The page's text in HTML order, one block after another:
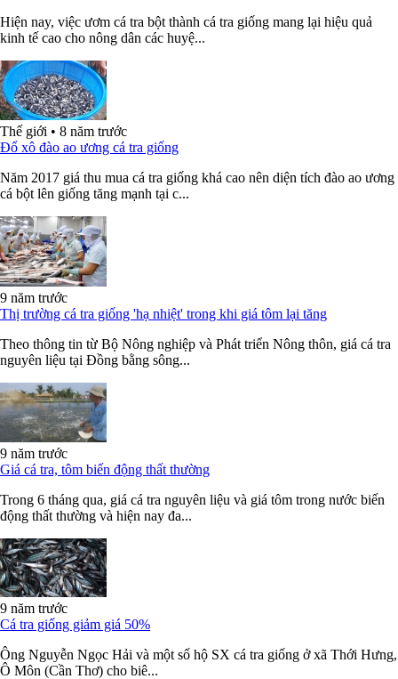
Hiện nay, việc ươm cá tra bột thành cá tra giống mang lại hiệu quả
kinh tế cao cho nông dân các huyệ...
Thế giới • 8 năm trước
Đổ xô đào ao ương cá tra giống
Năm 2017 giá thu mua cá tra giống khá cao nên diện tích đào ao ương
cá bột lên giống tăng mạnh tại c...
9 năm trước
Thị trường cá tra giống 'hạ nhiệt' trong khi giá tôm lại tăng
Theo thông tin từ Bộ Nông nghiệp và Phát triển Nông thôn, giá cá tra
nguyên liệu tại Đồng bằng sông...
9 năm trước
Giá cá tra, tôm biến động thất thường
Trong 6 tháng qua, giá cá tra nguyên liệu và giá tôm trong nước biến
động thất thường và hiện nay đa...
9 năm trước
Cá tra giống giảm giá 50%
Ông Nguyễn Ngọc Hải và một số hộ SX cá tra giống ở xã Thới Hưng,
Ô Môn (Cần Thơ) cho biê...